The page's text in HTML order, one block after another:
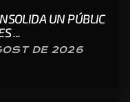
UN PÚBLIC
...
DE 2026